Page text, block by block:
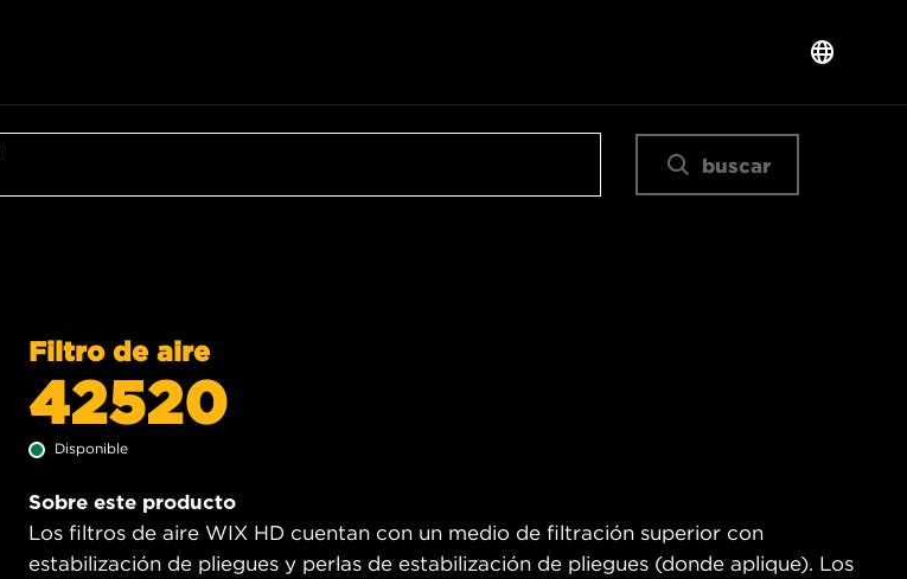
buscar
Filtro de aire
42520
Disponible
Sobre este producto
Los filtros de aire WIX HD cuentan con un medio de filtración superior con
estabilización de pliegues y perlas de estabilización de pliegues (donde aplique). Los